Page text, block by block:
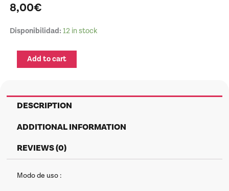
8,00€
Disponibilidad: 12 in stock
PIGMENT
CARNE
Add to cart
DESCRIPTION
ADDITIONAL INFORMATION
REVIEWS (0)
Modo de uso :